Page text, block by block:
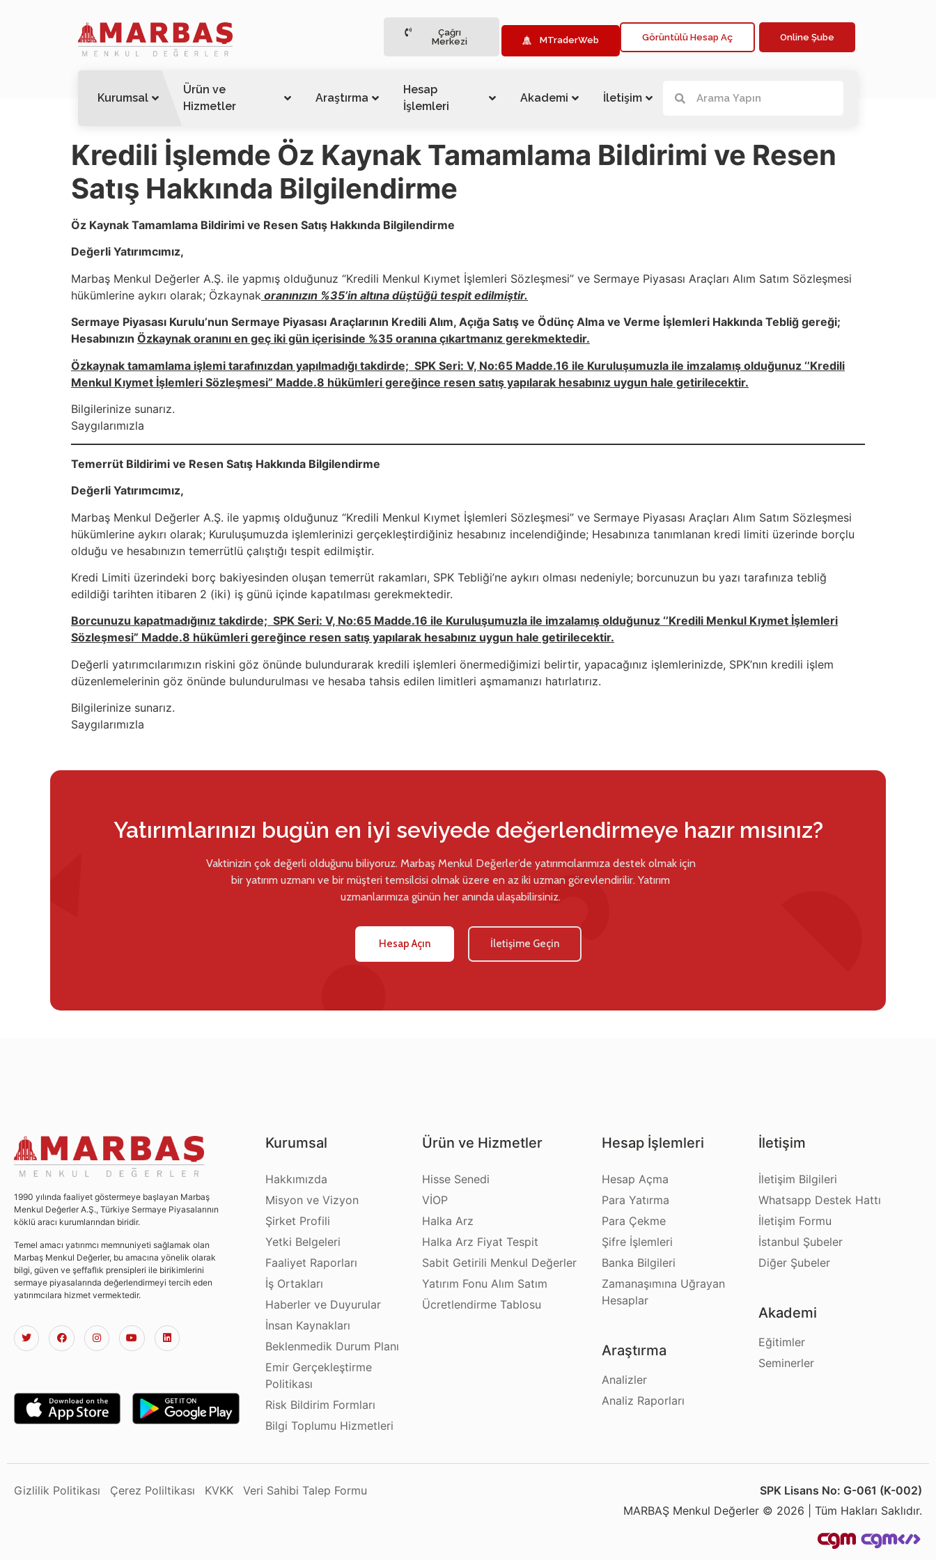
Çağrı
Merkezi
MTraderWeb Görüntülü Hesap Aç Online Şube
Kurumsal
Ürün ve
Hizmetler
Araştırma
Hesap
İşlemleri
Akademi İletişim
Kredili İşlemde Öz Kaynak Tamamlama Bildirimi ve Resen
Satış Hakkında Bilgilendirme
Öz Kaynak Tamamlama Bildirimi ve Resen Satış Hakkında Bilgilendirme
Değerli Yatırımcımız,
Marbaş Menkul Değerler A.Ş. ile yapmış olduğunuz “Kredili Menkul Kıymet İşlemleri Sözleşmesi” ve Sermaye Piyasası Araçları Alım Satım Sözleşmesi
hükümlerine aykırı olarak; Özkaynak oranınızın %35’in altına düştüğü tespit edilmiştir.
Sermaye Piyasası Kurulu’nun Sermaye Piyasası Araçlarının Kredili Alım, Açığa Satış ve Ödünç Alma ve Verme İşlemleri Hakkında Tebliğ gereği;
Hesabınızın Özkaynak oranını en geç iki gün içerisinde %35 oranına çıkartmanız gerekmektedir.
Özkaynak tamamlama işlemi tarafınızdan yapılmadığı takdirde; SPK Seri: V, No:65 Madde.16 ile Kuruluşumuzla ile imzalamış olduğunuz ‘’Kredili
Menkul Kıymet İşlemleri Sözleşmesi” Madde.8 hükümleri gereğince resen satış yapılarak hesabınız uygun hale getirilecektir.
Bilgilerinize sunarız.
Saygılarımızla
Temerrüt Bildirimi ve Resen Satış Hakkında Bilgilendirme
Değerli Yatırımcımız,
Marbaş Menkul Değerler A.Ş. ile yapmış olduğunuz “Kredili Menkul Kıymet İşlemleri Sözleşmesi” ve Sermaye Piyasası Araçları Alım Satım Sözleşmesi
hükümlerine aykırı olarak; Kuruluşumuzda işlemlerinizi gerçekleştirdiğiniz hesabınız incelendiğinde; Hesabınıza tanımlanan kredi limiti üzerinde borçlu
olduğu ve hesabınızın temerrütlü çalıştığı tespit edilmiştir.
Kredi Limiti üzerindeki borç bakiyesinden oluşan temerrüt rakamları, SPK Tebliği’ne aykırı olması nedeniyle; borcunuzun bu yazı tarafınıza tebliğ
edildiği tarihten itibaren 2 (iki) iş günü içinde kapatılması gerekmektedir.
Borcunuzu kapatmadığınız takdirde; SPK Seri: V, No:65 Madde.16 ile Kuruluşumuzla ile imzalamış olduğunuz ‘’Kredili Menkul Kıymet İşlemleri
Sözleşmesi” Madde.8 hükümleri gereğince resen satış yapılarak hesabınız uygun hale getirilecektir.
Değerli yatırımcılarımızın riskini göz önünde bulundurarak kredili işlemleri önermediğimizi belirtir, yapacağınız işlemlerinizde, SPK’nın kredili işlem
düzenlemelerinin göz önünde bulundurulması ve hesaba tahsis edilen limitleri aşmamanızı hatırlatırız.
Bilgilerinize sunarız.
Saygılarımızla
Yatırımlarınızı bugün en iyi seviyede değerlendirmeye hazır mısınız?
Vaktinizin çok değerli olduğunu biliyoruz. Marbaş Menkul Değerler’de yatırımcılarımıza destek olmak için
bir yatırım uzmanı ve bir müşteri temsilcisi olmak üzere en az iki uzman görevlendirilir. Yatırım
uzmanlarımıza günün her anında ulaşabilirsiniz.
Hesap Açın İletişime Geçin
1990 yılında faaliyet göstermeye başlayan Marbaş
Menkul Değerler A.Ş., Türkiye Sermaye Piyasalarının
köklü aracı kurumlarından biridir.
Temel amacı yatırımcı memnuniyeti sağlamak olan
Marbaş Menkul Değerler, bu amacına yönelik olarak
bilgi, güven ve şeffaflık prensipleri ile birikimlerini
sermaye piyasalarında değerlendirmeyi tercih eden
yatırımcılara hizmet vermektedir.
Kurumsal
Hakkımızda
Misyon ve Vizyon
Şirket Profili
Yetki Belgeleri
Faaliyet Raporları
İş Ortakları
Haberler ve Duyurular
İnsan Kaynakları
Beklenmedik Durum Planı
Emir Gerçekleştirme
Politikası
Risk Bildirim Formları
Bilgi Toplumu Hizmetleri
Ürün ve Hizmetler
Hisse Senedi
VİOP
Halka Arz
Halka Arz Fiyat Tespit
Sabit Getirili Menkul Değerler
Yatırım Fonu Alım Satım
Ücretlendirme Tablosu
Hesap İşlemleri
Hesap Açma
Para Yatırma
Para Çekme
Şifre İşlemleri
Banka Bilgileri
Zamanaşımına Uğrayan
Hesaplar
Araştırma
Analizler
Analiz Raporları
İletişim
İletişim Bilgileri
Whatsapp Destek Hattı
İletişim Formu
İstanbul Şubeler
Diğer Şubeler
Akademi
Eğitimler
Seminerler
Gizlilik Politikası Çerez Poliltikası KVKK Veri Sahibi Talep Formu
SPK Lisans No: G-061 (K-002)
MARBAŞ Menkul Değerler © 2026 | Tüm Hakları Saklıdır.